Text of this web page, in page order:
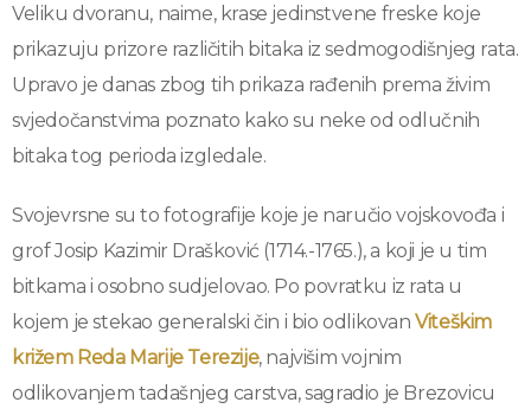
Veliku dvoranu, naime, krase jedinstvene freske koje
prikazuju prizore različitih bitaka iz sedmogodišnjeg rata.
Upravo je danas zbog tih prikaza rađenih prema živim
svjedočanstvima poznato kako su neke od odlučnih
bitaka tog perioda izgledale.
Svojevrsne su to fotografije koje je naručio vojskovođa i
grof Josip Kazimir Drašković (1714.-1765.), a koji je u tim
bitkama i osobno sudjelovao. Po povratku iz rata u
kojem je stekao generalski čin i bio odlikovanViteškim
križem Reda Marije Terezije, najvišim vojnim
odlikovanjem tadašnjeg carstva, sagradio je Brezovicu